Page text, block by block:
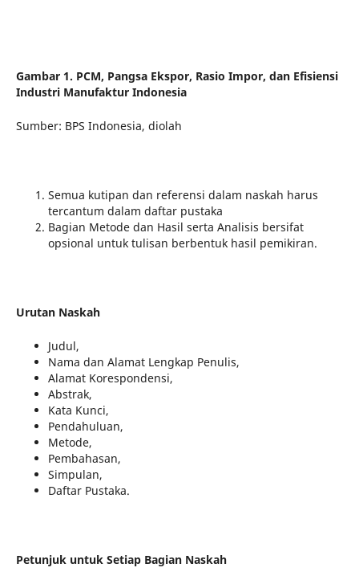
Gambar 1. PCM, Pangsa Ekspor, Rasio Impor, dan Efisiensi
Industri Manufaktur Indonesia
Sumber: BPS Indonesia, diolah
Semua kutipan dan referensi dalam naskah harus
tercantum dalam daftar pustaka
Bagian Metode dan Hasil serta Analisis bersifat
opsional untuk tulisan berbentuk hasil pemikiran.
Urutan Naskah
Judul,
Nama dan Alamat Lengkap Penulis,
Alamat Korespondensi,
Abstrak,
Kata Kunci,
Pendahuluan,
Metode,
Pembahasan,
Simpulan,
Daftar Pustaka.
Petunjuk untuk Setiap Bagian Naskah